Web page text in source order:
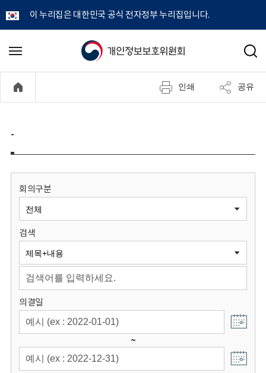
이 누리집은 대한민국 공식 전자정부 누리집입니다.
개
정
보
원
회
메
기
검
인쇄 공유
-
회의구분
검색
의결일
~